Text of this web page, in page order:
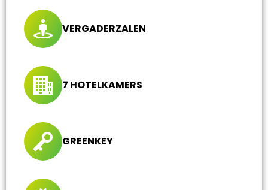
VERGADERZALEN
7 HOTELKAMERS
GREENKEY